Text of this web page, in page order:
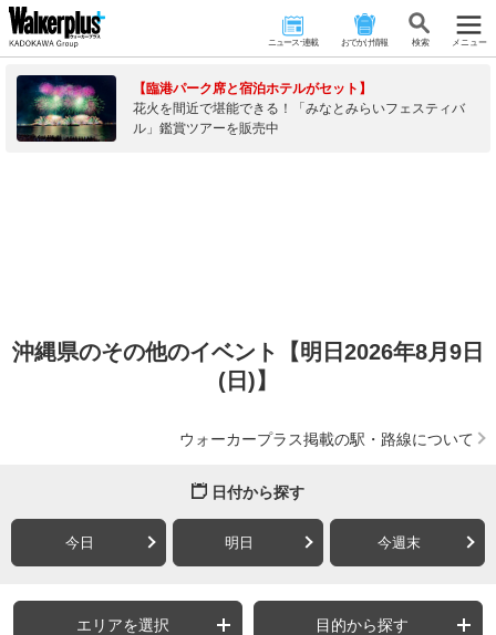
ニュース･連載 おでかけ情報 検 索 メニュー
【臨港パーク席と宿泊ホテルがセット】
花火を間近で堪能できる！「みなとみらいフェスティバ
ル」鑑賞ツアーを販売中
沖縄県のその他のイベント【明日2026年8月9日
(日)】
ウォーカープラス掲載の駅・路線について
日付から探す
今日 明日 今週末
エリアを選択 目的から探す